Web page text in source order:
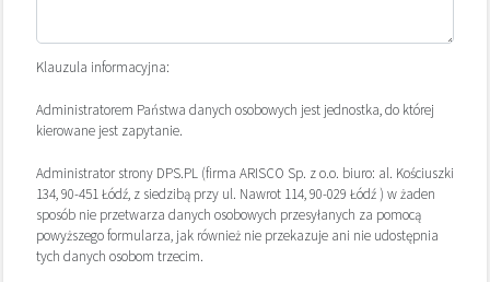
Klauzula informacyjna:
Administratorem Państwa danych osobowych jest jednostka, do której
kierowane jest zapytanie.
Administrator strony DPS.PL (firma ARISCO Sp. z o.o. biuro: al. Kościuszki
134, 90-451 Łódź, z siedzibą przy ul. Nawrot 114, 90-029 Łódź ) w żaden
sposób nie przetwarza danych osobowych przesyłanych za pomocą
powyższego formularza, jak również nie przekazuje ani nie udostępnia
tych danych osobom trzecim.